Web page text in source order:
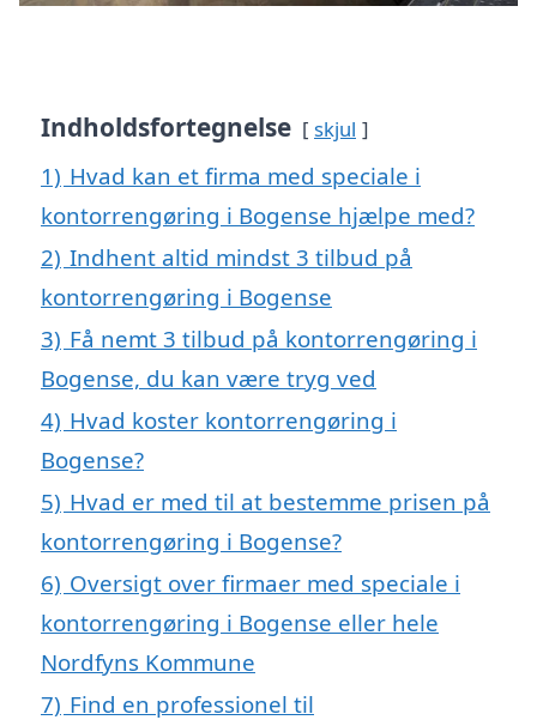
Indholdsfortegnelse skjul
1) Hvad kan et firma med speciale i
kontorrengøring i Bogense hjælpe med?
2) Indhent altid mindst 3 tilbud på
kontorrengøring i Bogense
3) Få nemt 3 tilbud på kontorrengøring i
Bogense, du kan være tryg ved
4) Hvad koster kontorrengøring i
Bogense?
5) Hvad er med til at bestemme prisen på
kontorrengøring i Bogense?
6) Oversigt over firmaer med speciale i
kontorrengøring i Bogense eller hele
Nordfyns Kommune
7) Find en professionel til